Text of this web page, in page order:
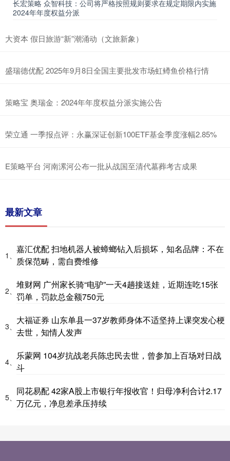
长宏策略 众智科技：公司将严格按照规则要求在规定期限内实施
2024年年度权益分派
大资本 假日旅游“新”潮涌动（文旅新象）
盛瑞德优配 2025年9月8日全国主要批发市场虹鳟鱼价格行情
策略宝 奥瑞金：2024年年度权益分派实施公告
荣立通 一季报点评：永赢深证创新100ETF基金季度涨幅2.85%
E策略平台 河南漯河公布一批从战国至清代墓葬考古成果
最新文章
1、
嘉汇优配 扫地机器人被蟑螂钻入后损坏，知名品牌：不在
质保范畴，需自费维修
2、
堆财网 广州家长骑“电驴”一天4趟接送娃，近期连吃15张
罚单，罚款总金额750元
3、
大福证券 山东单县一37岁教师身体不适坚持上课突发心梗
去世，知情人发声
4、
乐蒙网 104岁抗战老兵陈忠民去世，曾参加上百场对日战
斗
5、
同花易配 42家A股上市银行年报收官！归母净利合计2.17
万亿元，净息差承压持续